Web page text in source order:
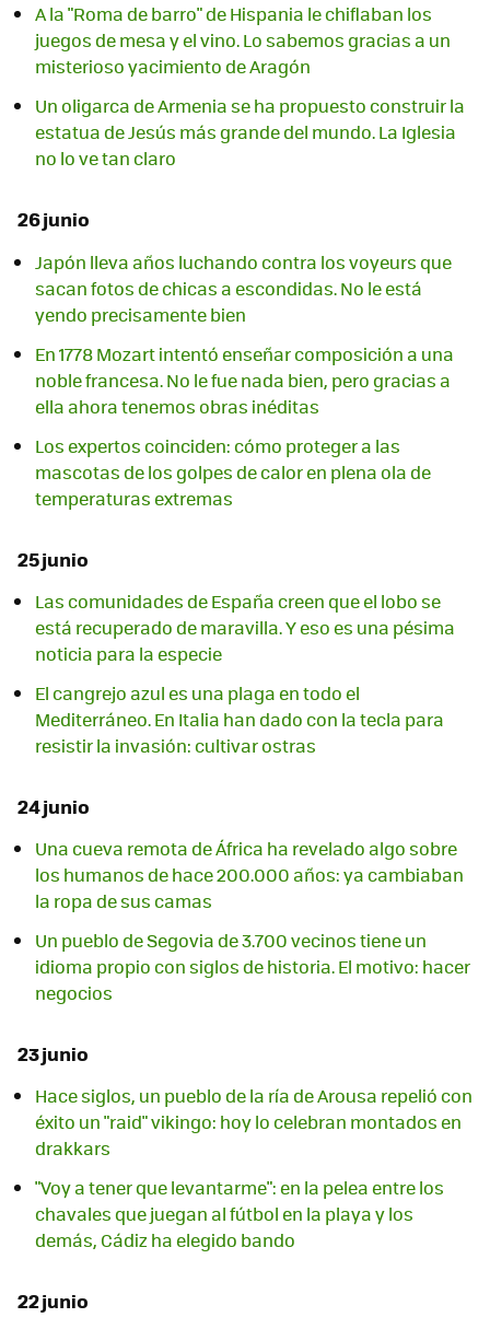
A la "Roma de barro" de Hispania le chiflaban los
juegos de mesa y el vino. Lo sabemos gracias a un
misterioso yacimiento de Aragón
Un oligarca de Armenia se ha propuesto construir la
estatua de Jesús más grande del mundo. La Iglesia
no lo ve tan claro
26 junio
Japón lleva años luchando contra los voyeurs que
sacan fotos de chicas a escondidas. No le está
yendo precisamente bien
En 1778 Mozart intentó enseñar composición a una
noble francesa. No le fue nada bien, pero gracias a
ella ahora tenemos obras inéditas
Los expertos coinciden: cómo proteger a las
mascotas de los golpes de calor en plena ola de
temperaturas extremas
25 junio
Las comunidades de España creen que el lobo se
está recuperado de maravilla. Y eso es una pésima
noticia para la especie
El cangrejo azul es una plaga en todo el
Mediterráneo. En Italia han dado con la tecla para
resistir la invasión: cultivar ostras
24 junio
Una cueva remota de África ha revelado algo sobre
los humanos de hace 200.000 años: ya cambiaban
la ropa de sus camas
Un pueblo de Segovia de 3.700 vecinos tiene un
idioma propio con siglos de historia. El motivo: hacer
negocios
23 junio
Hace siglos, un pueblo de la ría de Arousa repelió con
éxito un "raid" vikingo: hoy lo celebran montados en
drakkars
"Voy a tener que levantarme": en la pelea entre los
chavales que juegan al fútbol en la playa y los
demás, Cádiz ha elegido bando
22 junio